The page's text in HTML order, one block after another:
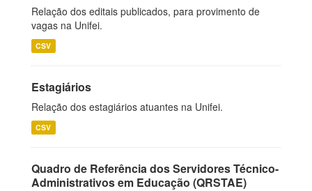
Relação dos editais publicados, para provimento de
vagas na Unifei.
CSV
Estagiários
Relação dos estagiários atuantes na Unifei.
CSV
Quadro de Referência dos Servidores Técnico-
Administrativos em Educação (QRSTAE)